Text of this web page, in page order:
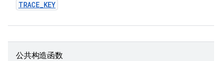
TRACE_KEY
公共构造函数